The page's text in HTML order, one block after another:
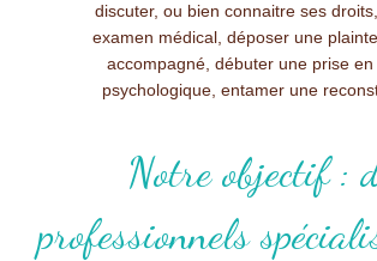
discuter, ou bien connaitre ses
examen médical, déposer une
accompagné, débuter une prise
psychologique, entamer une
Notre objectif :
professionnels